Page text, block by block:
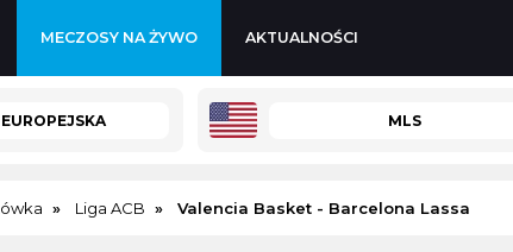
MECZOSY NA ŻYWO AKTUALNOŚCI
MLS
Liga ACB Valencia Basket - Barcelona Lassa